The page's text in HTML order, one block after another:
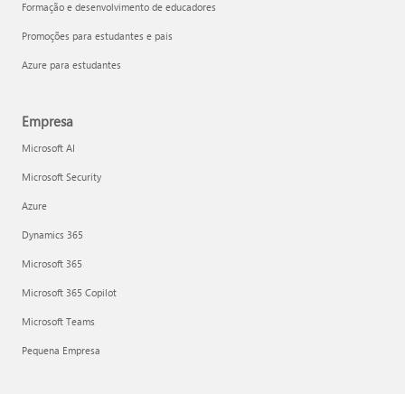
Formação e desenvolvimento de educadores
Promoções para estudantes e pais
Azure para estudantes
Empresa
Microsoft AI
Microsoft Security
Azure
Dynamics 365
Microsoft 365
Microsoft 365 Copilot
Microsoft Teams
Pequena Empresa